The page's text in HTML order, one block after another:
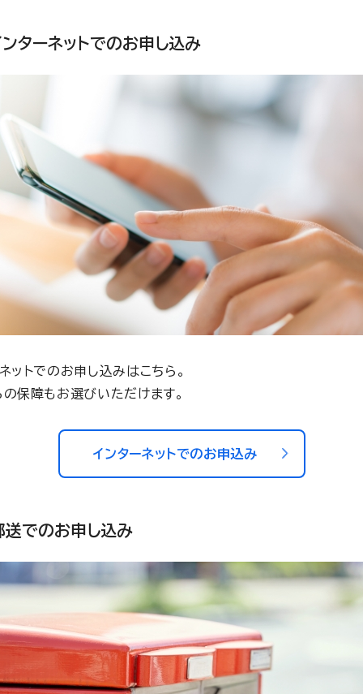
ンターネットでのお申し込み
ットでのお申し込みはこちら。
保障もお選びいただけます。
インターネットでのお申込み
送でのお申し込み